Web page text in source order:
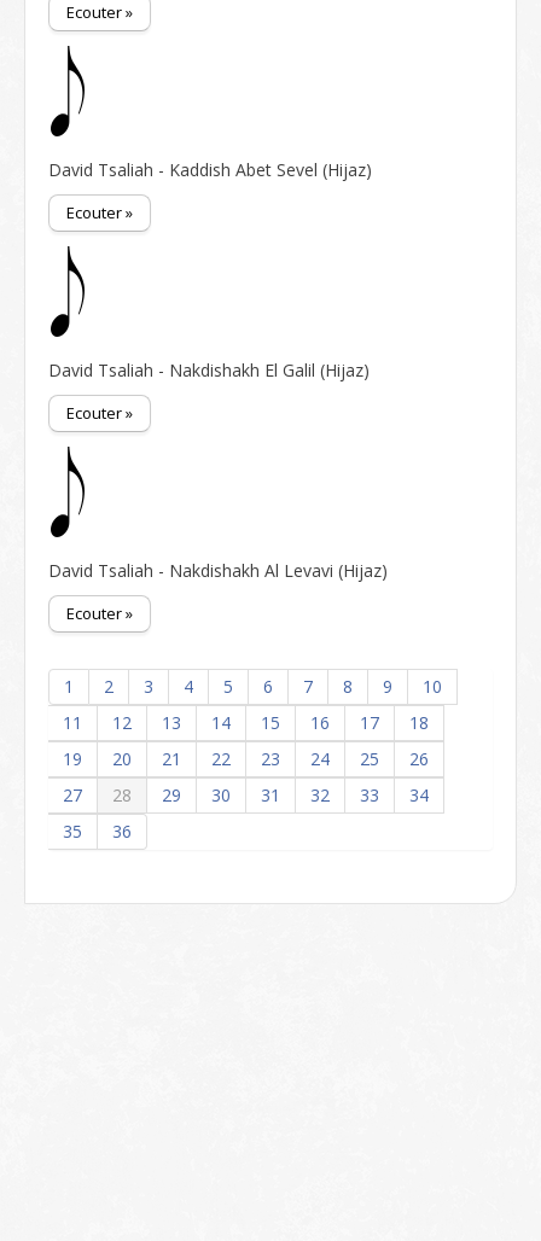
Ecouter »
David Tsaliah - Kaddish Abet Sevel (Hijaz)
Ecouter »
David Tsaliah - Nakdishakh El Galil (Hijaz)
Ecouter »
David Tsaliah - Nakdishakh Al Levavi (Hijaz)
Ecouter »
1 2 3 4 5 6 7 8 9
10
11
12 13 14 15 16 17
18
19
20 21 22 23 24 25
26
27
28 29 30 31 32 33
34
35
36